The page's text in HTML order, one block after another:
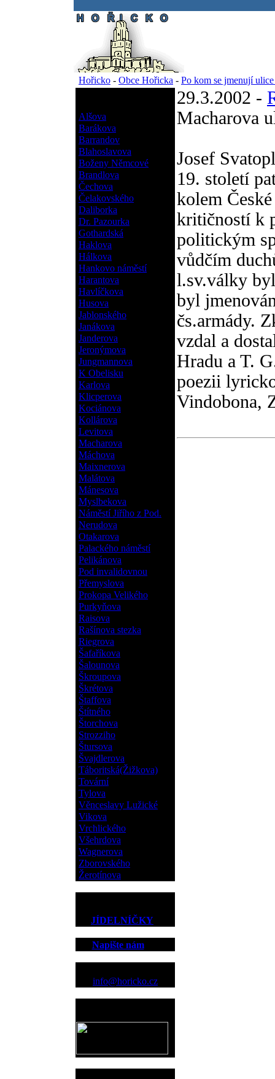
Hořicko - Obce Hořicka - Po kom se jmenují
Alšova
Barákova
Barrandov
Blahoslavova
Boženy Němcové
Brandlova
Čechova
Čelakovského
Daliborka
Dr. Pazourka
Gothardská
Haklova
Hálkova
Hankovo náměstí
Harantova
Havlíčkova
Husova
Jablonského
Janákova
Janderova
Jeronýmova
Jungmannova
K Obelisku
Karlova
Klicperova
Kociánova
Kollárova
Levitova
Macharova
Máchova
Maixnerova
Malátova
Mánesova
Myslbekova
Náměstí Jiřího z Pod.
Nerudova
Otakarova
Palackého náměstí
Pelikánova
Pod invalidovnou
Přemyslova
Prokopa Velikého
Purkyňova
Raisova
Rašínova stezka
Riegrova
Šafaříkova
Šalounova
Škroupova
Škrétova
Štaffova
Štítného
Štorchova
Strozziho
Štursova
Švajdlerova
Táboritská(Žižkova)
Tovární
Tylova
Věnceslavy Lužické
Vikova
Vrchlického
Všehrdova
Wagnerova
Zborovského
Žerotínova
JÍDELNÍČKY
Napište nám
info@horicko.cz
29.3.2002 -
Macharova
Josef
19. století
kolem
kritičností k
politickým
vůdčím
l.sv.války
byl
čs.armády.
vzdal a
Hradu a T.
poezii
Vindobona,